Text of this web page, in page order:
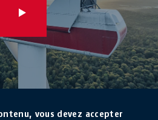
vous devez accepter